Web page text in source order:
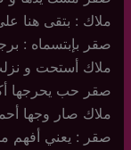
ملاك : بتقى هنا
صقر بإبتسماه :
ملاك أستحت و
صقر حب يحرجها
ملاك صار وجها
صقر : يعني أفهم